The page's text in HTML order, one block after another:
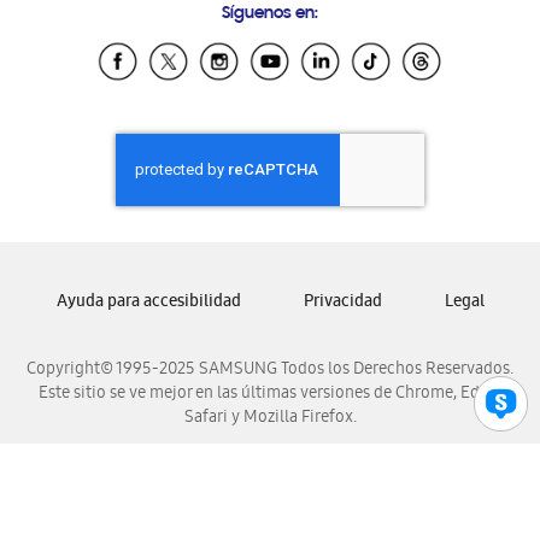
Samsung Ecuador
Samsung El Salvador
Samsung Honduras
Samsung Nicaragua
Samsung Panamá
Samsung Venezuela
Síguenos en:
Copyright© 1995-2025 SAMSUNG Todos los Derechos Reservados.
Este sitio se ve mejor en las últimas versiones de Chrome, Edge,
Safari y Mozilla Firefox.
Ayuda para accesibilidad Privacidad Legal